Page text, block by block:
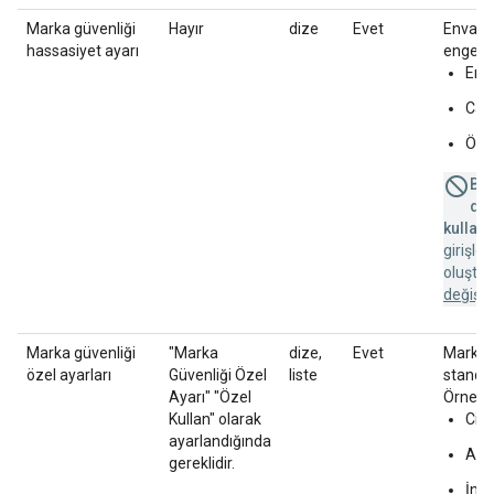
Marka güvenliği
hassasiyet ayarı
Hayır dize Evet
girişler,
Marka güvenliği
özel ayarları
"Marka
Güvenliği Özel
Ayarı" "Özel
Kullan" olarak
ayarlandığında
gereklidir.
dize,
liste
Evet
Marka